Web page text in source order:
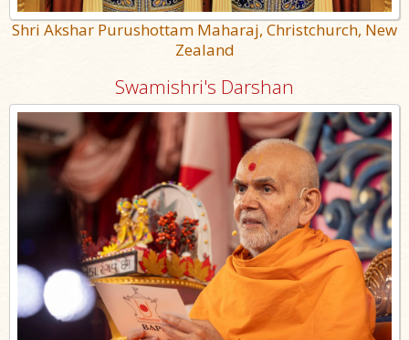
Shri Akshar Purushottam Maharaj, Christchurch, New
Zealand
Swamishri's Darshan